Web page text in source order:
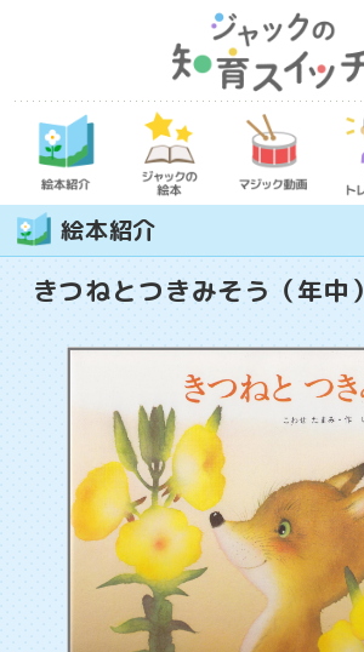
絵本紹介
きつねとつきみそう（年中）